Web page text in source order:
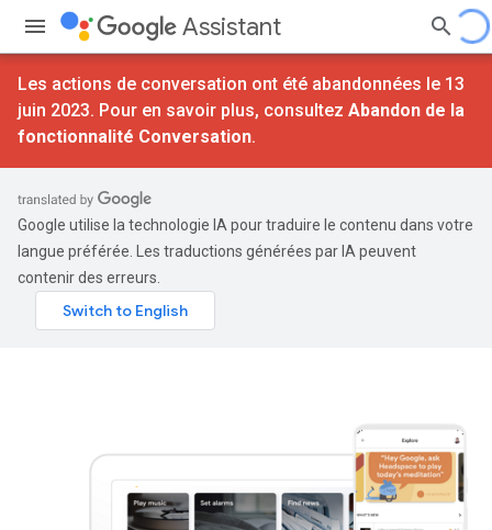
Assistant
Les actions de conversation ont été abandonnées le 13
juin 2023. Pour en savoir plus, consultez Abandon de la
fonctionnalité Conversation.
Google utilise la technologie IA pour traduire le contenu dans votre
langue préférée. Les traductions générées par IA peuvent
contenir des erreurs.